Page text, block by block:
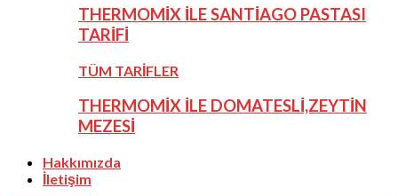
THERMOMİX İLE SANTİAGO PASTASI
TARİFİ
TÜM TARİFLER
THERMOMİX İLE DOMATESLİ,ZEYTİN
MEZESİ
Hakkımızda
İletişim